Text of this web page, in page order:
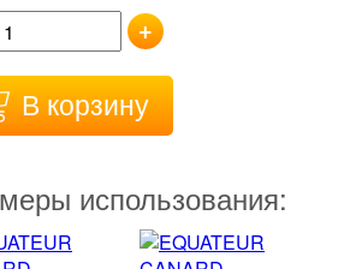
+
В корзину
использования: